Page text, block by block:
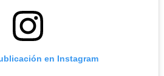
en Instagram